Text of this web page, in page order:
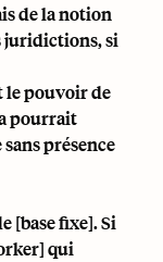
de la notion
juridictions, si
le pouvoir de
pourrait
présence
[base fixe]. Si
qui